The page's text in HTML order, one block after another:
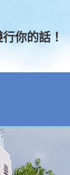
你的話！